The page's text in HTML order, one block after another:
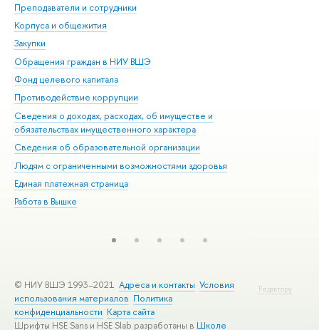
Преподаватели и сотрудники
Корпуса и общежития
Закупки
Обращения граждан в НИУ ВШЭ
Фонд целевого капитала
Противодействие коррупции
Сведения о доходах, расходах, об имуществе и
обязательствах имущественного характера
Сведения об образовательной организации
Людям с ограниченными возможностями здоровья
Единая платежная страница
Работа в Вышке
Редактору
© НИУ ВШЭ 1993–2021 Адреса и контакты Условия
использования материалов Политика
конфиденциальности Карта сайта
Шрифты HSE Sans и HSE Slab разработаны в Школе